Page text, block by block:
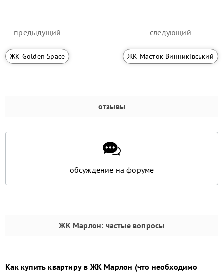
предыдущий
ЖК Golden Space
следующий
ЖК Маєток Винниківський
отзывы
обсуждение на форуме
ЖК Марлон: частые вопросы
Как купить квартиру в ЖК Марлон (что необходимо